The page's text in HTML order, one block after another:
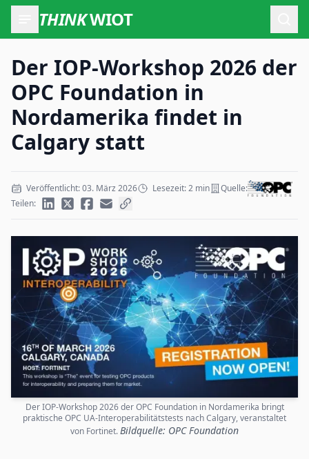
THINKWIOT
Der IOP-Workshop 2026 der
OPC Foundation in
Nordamerika findet in
Calgary statt
Veröffentlicht: 03. März 2026 Lesezeit: 2 min
Quelle:
Teilen:
Der IOP-Workshop 2026 der OPC Foundation in Nordamerika bringt
praktische OPC UA-Interoperabilitätstests nach Calgary, veranstaltet
von Fortinet.Bildquelle: OPC Foundation